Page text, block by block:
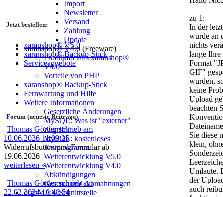
Import
Newsletter
Versand
Zahlung
Update
xaranshop® V4.0 (Freeware)
Produktdetails xaranshop®
V4.0
Vorteile von PHP
xaranshop® Backup-Stick
Fernwartung und Hilfe
Weitere Informationen
Gesetzliche Änderungen
MySQL: Was ist "externer"
Zugriff?
MySQL: kostenloses
Testprogramm
Weiterentwicklung V5.0
Weiterentwicklung V4.0
Abkündigungen
Gesetze und Abmahnungen
orgaMAX Schnittstelle
Jetzt bestellen:
xaranshop® V5.0
xaranshop® Backup-Stick
Serviceangebote
Forum (neueste Beiträge)
Thomas Görtler schrieb am
10.06.2026 11:00:25
Widerrufsbutton und Formular ab
19.06.2026
weiterlesen »
Thomas Görtler schrieb am
22.02.2024 10:48:54
zu 1:
In der
wurde an
nichts
lange
Format
GIF"
wurden,
keine
Upload
beachten
Sie diese
klein,
Umlaute.
der
auch